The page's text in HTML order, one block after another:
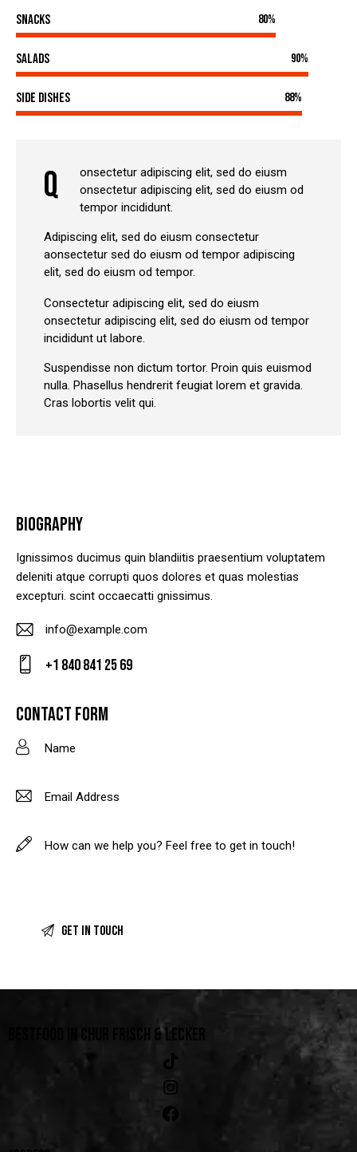
Snacks 80%
Salads 90%
Side Dishes 88%
Q
onsectetur adipiscing elit, sed do eiusm
onsectetur adipiscing elit, sed do eiusm od
tempor incididunt.
Adipiscing elit, sed do eiusm consectetur
aonsectetur sed do eiusm od tempor adipiscing
elit, sed do eiusm od tempor.
Consectetur adipiscing elit, sed do eiusm
onsectetur adipiscing elit, sed do eiusm od tempor
incididunt ut labore.
Suspendisse non dictum tortor. Proin quis euismod
nulla. Phasellus hendrerit feugiat lorem et gravida.
Cras lobortis velit qui.
BIOGRAPHY
Ignissimos ducimus quin blandiitis praesentium voluptatem
deleniti atque corrupti quos dolores et quas molestias
excepturi. scint occaecatti gnissimus.
E-
m
:
info@example.com
on
+1 840 841 25 69
CONTACT FORM
BESTFOOD IN CHUR FRISCH & LECKER